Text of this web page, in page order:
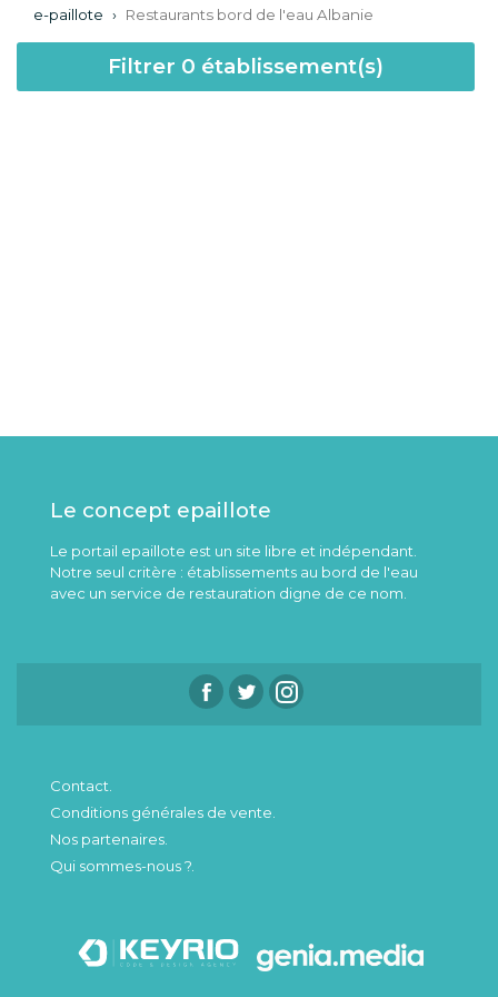
e-paillote › Restaurants bord de l'eau Albanie
Filtrer 0 établissement(s)
Le concept epaillote
Le portail epaillote est un site libre et indépendant.
Notre seul critère : établissements au bord de l'eau
avec un service de restauration digne de ce nom.
Contact.
Conditions générales de vente.
Nos partenaires.
Qui sommes-nous ?.